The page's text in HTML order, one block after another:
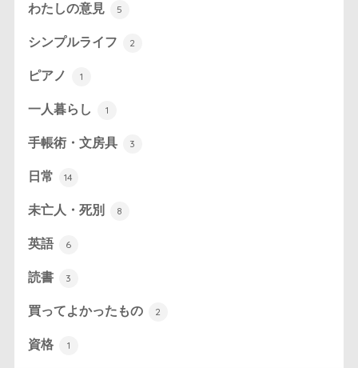
わたしの意見 5
シンプルライフ 2
ピアノ 1
一人暮らし 1
手帳術・文房具 3
日常 14
未亡人・死別 8
英語 6
読書 3
買ってよかったもの 2
資格 1